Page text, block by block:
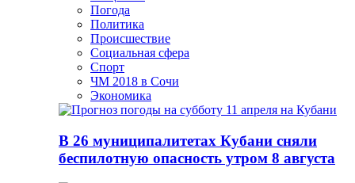
Погода
Политика
Происшествие
Социальная сфера
Спорт
ЧМ 2018 в Сочи
Экономика
В 26 муниципалитетах Кубани сняли
беспилотную опасность утром 8 августа